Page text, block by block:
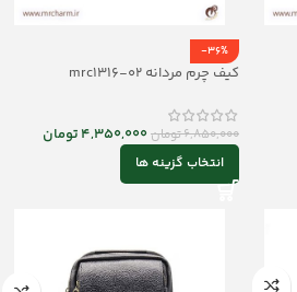
-36%
کیف چرم مردانه mrc1316-02
6,850,000تومان4,350,000تومان
انتخاب گزینه ها